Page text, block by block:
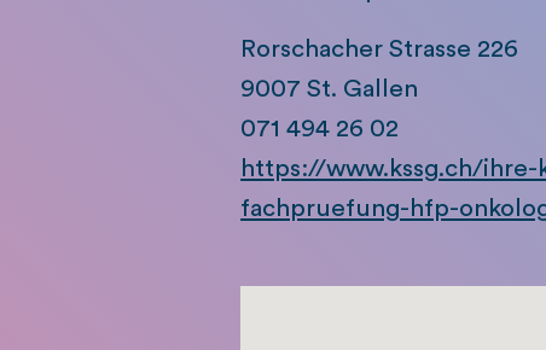
Rorschacher Strasse 226
9007 St. Gallen
071 494 26 02
https://www.kssg.ch/
fachpruefung-hfp-